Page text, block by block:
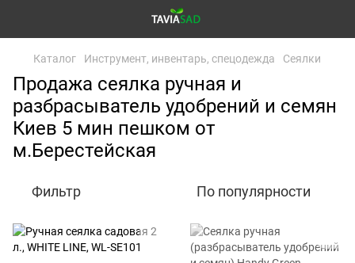
Каталог Инструмент, инвентарь, спецодежда Сеялки
Продажа сеялка ручная и
разбрасыватель удобрений и семян
Киев 5 мин пешком от
м.Берестейская
Фильтр По популярности